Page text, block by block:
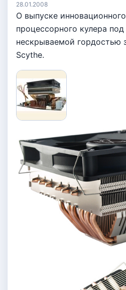
28.01.2008
О выпуске
процессорного кулера
нескрываемой гордостью
Scythe.